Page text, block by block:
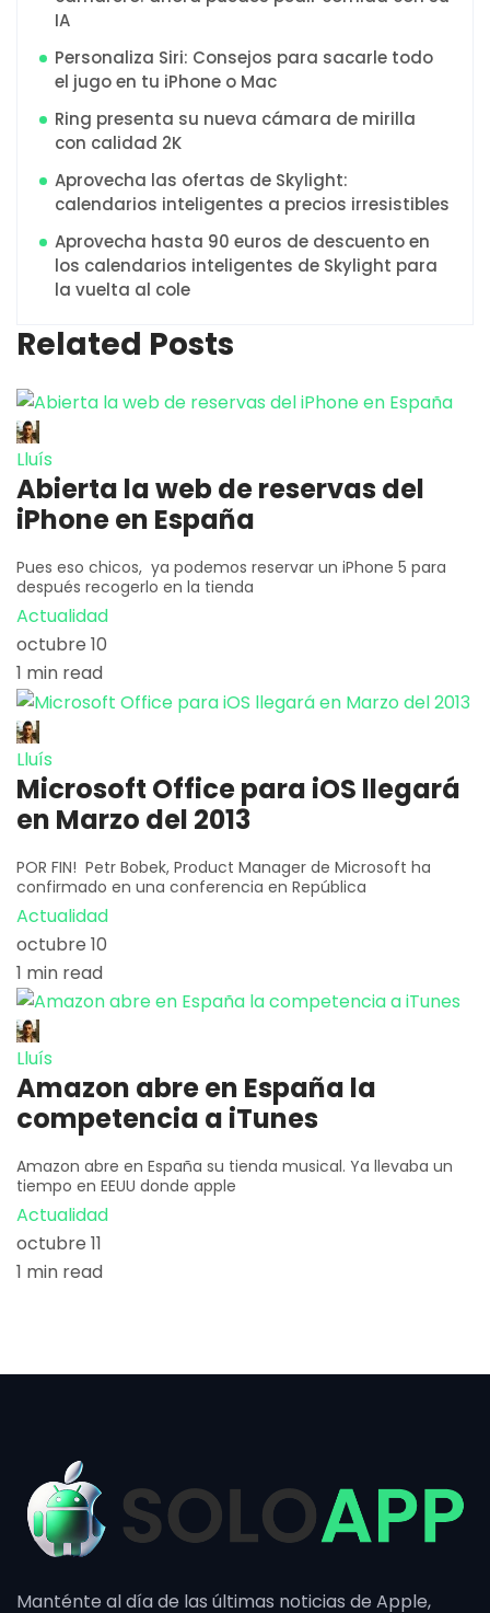
IA
Personaliza Siri: Consejos para sacarle todo
el jugo en tu iPhone o Mac
Ring presenta su nueva cámara de mirilla
con calidad 2K
Aprovecha las ofertas de Skylight:
calendarios inteligentes a precios irresistibles
Aprovecha hasta 90 euros de descuento en
los calendarios inteligentes de Skylight para
la vuelta al cole
Related Posts
Lluís
Abierta la web de reservas del
iPhone en España
Pues eso chicos, ya podemos reservar un iPhone 5 para
después recogerlo en la tienda
Actualidad
octubre 10
1 min read
Lluís
Microsoft Office para iOS llegará
en Marzo del 2013
POR FIN! Petr Bobek, Product Manager de Microsoft ha
confirmado en una conferencia en República
Actualidad
octubre 10
1 min read
Lluís
Amazon abre en España la
competencia a iTunes
Amazon abre en España su tienda musical. Ya llevaba un
tiempo en EEUU donde apple
Actualidad
octubre 11
1 min read
Manténte al día de las últimas noticias de Apple,